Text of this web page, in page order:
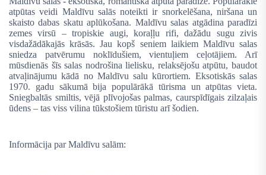
atpūtas veidi Maldīvu salās noteikti ir snorkelēšana, niršana un
skaisto dabas skatu aplūkošana. Maldīvu salas atgādina paradīzi
zemes virsū – tropiskie augi, koraļļu rifi, dažādu sugu zivis
visdažādākajās krāsās. Jau kopš seniem laikiem Maldīvu salas
sniedza patvērumu noklīdušiem, vientuļiem ceļotājiem. Arī
mūsdienās šīs salas nodrošina lielisku, relaksējošu atpūtu, baudot
atvaļinājumu kādā no Maldīvu salu kūrortiem. Eksotiskās salas
1970. gadu sākumā bija populārākā tūrisma un atpūtas vieta.
Sniegbaltās smiltis, vējā plīvojošas palmas, caurspīdīgais zilzaļais
ūdens – tas viss vilina tūkstošiem tūristu arī šodien.
Informācija par Maldīvu salām: